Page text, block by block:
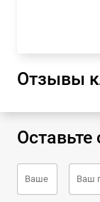
Отзывы